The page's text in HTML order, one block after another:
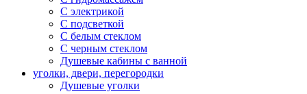
С электрикой
С подсветкой
С белым стеклом
С черным стеклом
Душевые кабины с ванной
уголки, двери, перегородки
Душевые уголки